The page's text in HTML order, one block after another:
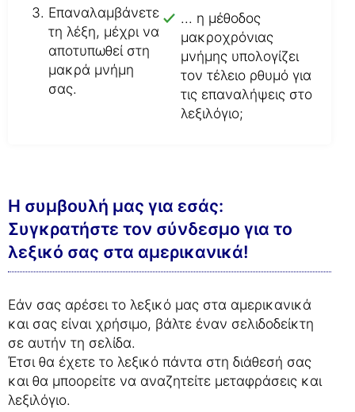
Επαναλαμβάνετε
τη λέξη, μέχρι να
αποτυπωθεί στη
μακρά μνήμη
σας.
... η μέθοδος
μακροχρόνιας
μνήμης υπολογίζει
τον τέλειο ρθυμό για
τις επαναλήψεις στο
λεξιλόγιο;
Η συμβουλή μας για εσάς:
Συγκρατήστε τον σύνδεσμο για το
λεξικό σας στα αμερικανικά!
Εάν σας αρέσει το λεξικό μας στα αμερικανικά
και σας είναι χρήσιμο, βάλτε έναν σελιδοδείκτη
σε αυτήν τη σελίδα.
Έτσι θα έχετε το λεξικό πάντα στη διάθεσή σας
και θα μποορείτε να αναζητείτε μεταφράσεις και
λεξιλόγιο.